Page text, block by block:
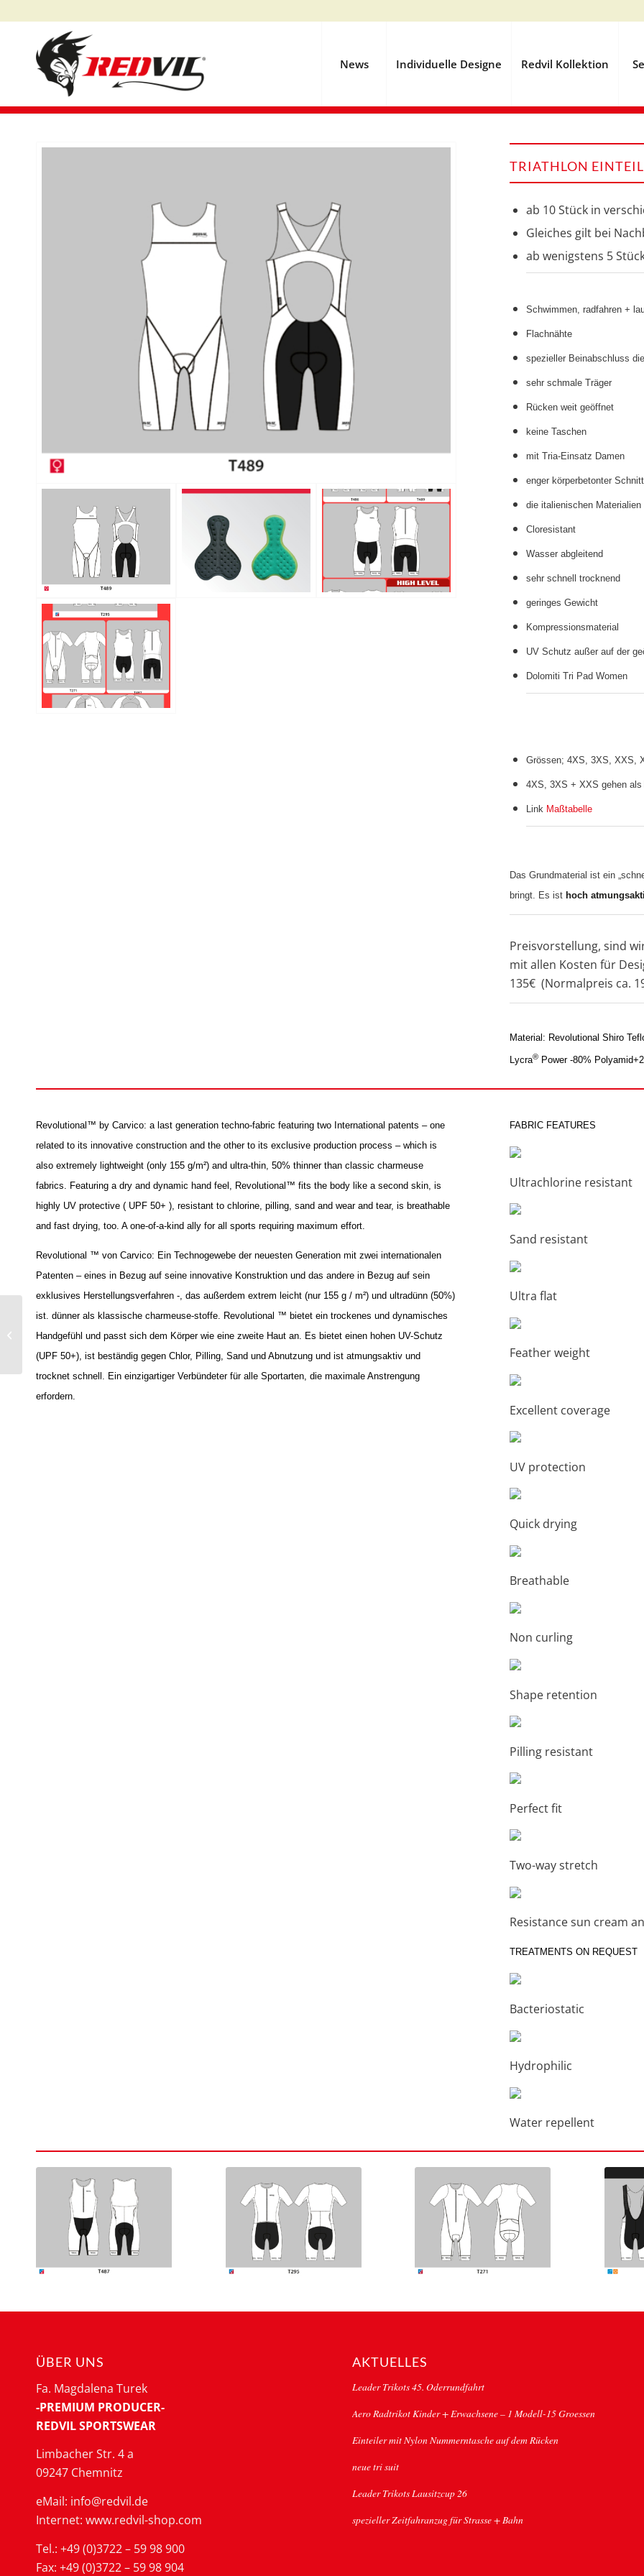
News Individuelle Designe Redvil Kollektion
TRIATHLON
ab 10 Stück in
Gleiches gilt bei
ab wenigstens 5
Schwimmen, radfahren +
Flachnähte
spezieller Beinabschluss
sehr schmale Träger
Rücken weit geöffnet
keine Taschen
mit Tria-Einsatz Damen
enger körperbetonter Schnitt
die italienischen
Cloresistant
Wasser abgleitend
sehr schnell trocknend
geringes Gewicht
Kompressionsmaterial
UV Schutz außer auf der
Dolomiti Tri Pad Women
Grössen; 4XS, 3XS, XXS,
4XS, 3XS + XXS gehen
Link Maßtabelle
Das Grundmaterial ist ein
bringt. Es ist hoch
Preisvorstellung, sind
mit allen Kosten für
135€ (Normalpreis ca.
Material: Revolutional Shiro
Lycra® Power -80%
Revolutional™ by Carvico: a last generation techno-fabric featuring two International patents – one
related to its innovative construction and the other to its exclusive production process – which is
also extremely lightweight (only 155 g/m²) and ultra-thin, 50% thinner than classic charmeuse
fabrics. Featuring a dry and dynamic hand feel, Revolutional™ fits the body like a second skin, is
highly UV protective ( UPF 50+ ), resistant to chlorine, pilling, sand and wear and tear, is breathable
and fast drying, too. A one-of-a-kind ally for all sports requiring maximum effort.
Revolutional ™ von Carvico: Ein Technogewebe der neuesten Generation mit zwei internationalen
Patenten – eines in Bezug auf seine innovative Konstruktion und das andere in Bezug auf sein
exklusives Herstellungsverfahren -, das außerdem extrem leicht (nur 155 g / m²) und ultradünn (50%)
ist. dünner als klassische charmeuse-stoffe. Revolutional ™ bietet ein trockenes und dynamisches
Handgefühl und passt sich dem Körper wie eine zweite Haut an. Es bietet einen hohen UV-Schutz
(UPF 50+), ist beständig gegen Chlor, Pilling, Sand und Abnutzung und ist atmungsaktiv und
trocknet schnell. Ein einzigartiger Verbündeter für alle Sportarten, die maximale Anstrengung
erfordern.
FABRIC FEATURES
Ultrachlorine resistant
Sand resistant
Ultra flat
Feather weight
Excellent coverage
UV protection
Quick drying
Breathable
Non curling
Shape retention
Pilling resistant
Perfect fit
Two-way stretch
Resistance sun cream
TREATMENTS ON REQUEST
Bacteriostatic
Hydrophilic
Water repellent
ÜBER UNS
Fa. Magdalena Turek
-PREMIUM PRODUCER-
REDVIL SPORTSWEAR
Limbacher Str. 4 a
09247 Chemnitz
eMail: info@redvil.de
Internet: www.redvil-shop.com
Tel.: +49 (0)3722 – 59 98 900
Fax: +49 (0)3722 – 59 98 904
AKTUELLES
Leader Trikots 45. Oderrundfahrt
Aero Radtrikot Kinder + Erwachsene – 1 Modell-15 Groessen
Einteiler mit Nylon Nummerntasche auf dem Rücken
neue tri suit
Leader Trikots Lausitzcup 26
spezieller Zeitfahranzug für Strasse + Bahn
Funktions-T-Shirt
Kurzam 1008 + 1008CH
+ 1008W